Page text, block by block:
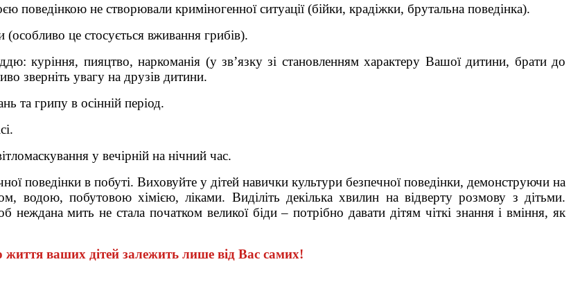
не створювали криміногенної ситуації (бійки, крадіжки, брутальна поведінка).
це стосується вживання грибів).
куріння, пияцтво, наркоманія (у зв’язку зі становленням характеру Вашої дитини, брати до
зверніть увагу на друзів дитини.
та грипу в осінній період.
у вечірній на нічний час.
поведінки в побуті. Виховуйте у дітей навички культури безпечної поведінки, демонструючи на
водою, побутовою хімією, ліками. Виділіть декілька хвилин на відверту розмову з дітьми.
мить не стала початком великої біди – потрібно давати дітям чіткі знання і вміння, як
ваших дітей залежить лише від Вас самих!